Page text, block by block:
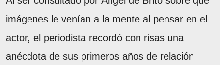
imágenes le venían a la mente al pensar en el
actor, el periodista recordó con risas una
anécdota de sus primeros años de relación